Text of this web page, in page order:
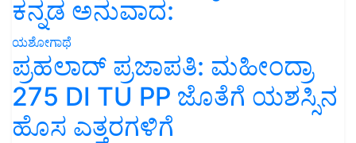
ಕನ್ನಡ ಅನುವಾದ:
ಯಶೋಗಾಥೆ
ಪ್ರಹಲಾದ್ ಪ್ರಜಾಪತಿ: ಮಹೀಂದ್ರಾ
275 DI TU PP ಜೊತೆಗೆ ಯಶಸ್ಸಿನ
ಹೊಸ ಎತ್ತರಗಳಿಗೆ